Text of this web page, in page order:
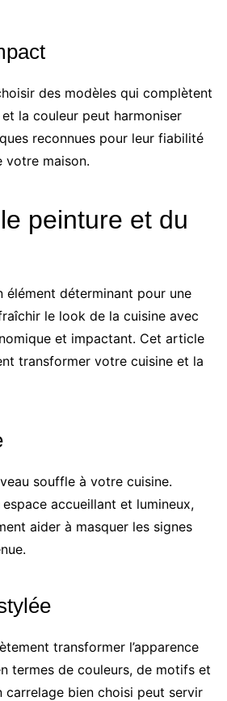
des modèles qui complètent
la couleur peut harmoniser
reconnues pour leur fiabilité
votre maison.
peinture et du
élément déterminant pour une
le look de la cuisine avec
et impactant. Cet article
transformer votre cuisine et la
souffle à votre cuisine.
accueillant et lumineux,
aider à masquer les signes
transformer l’apparence
termes de couleurs, de motifs et
carrelage bien choisi peut servir